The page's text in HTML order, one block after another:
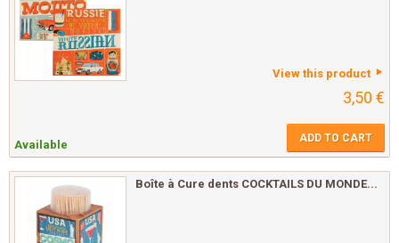
View this product
3,50 €
Available ADD TO CART
Boîte à Cure dents COCKTAILS DU MONDE...